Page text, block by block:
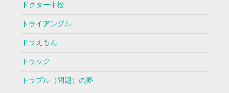
ドクター中松
トライアングル
ドラえもん
トラック
トラブル（問題）の夢